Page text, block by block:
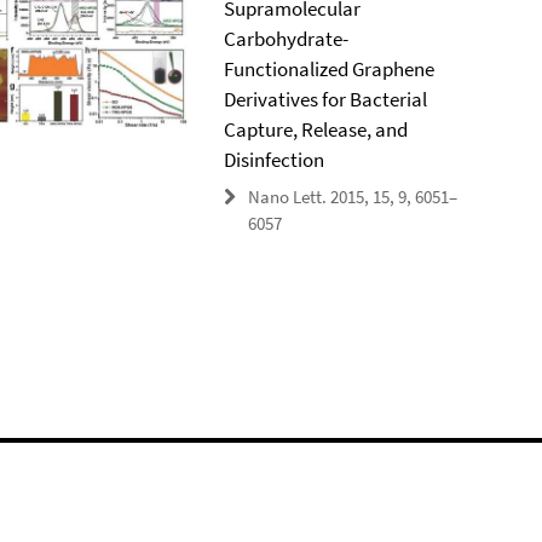
Supramolecular
Carbohydrate-
Functionalized Graphene
Derivatives for Bacterial
Capture, Release, and
Disinfection
Nano Lett. 2015, 15, 9, 6051–
6057